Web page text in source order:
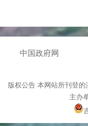
中国政府网
版权公告 本网站所刊登
主办